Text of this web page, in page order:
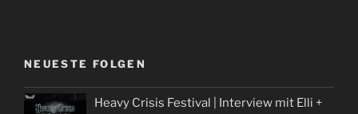
NEUESTE FOLGEN
Heavy Crisis Festival | Interview mit Elli +